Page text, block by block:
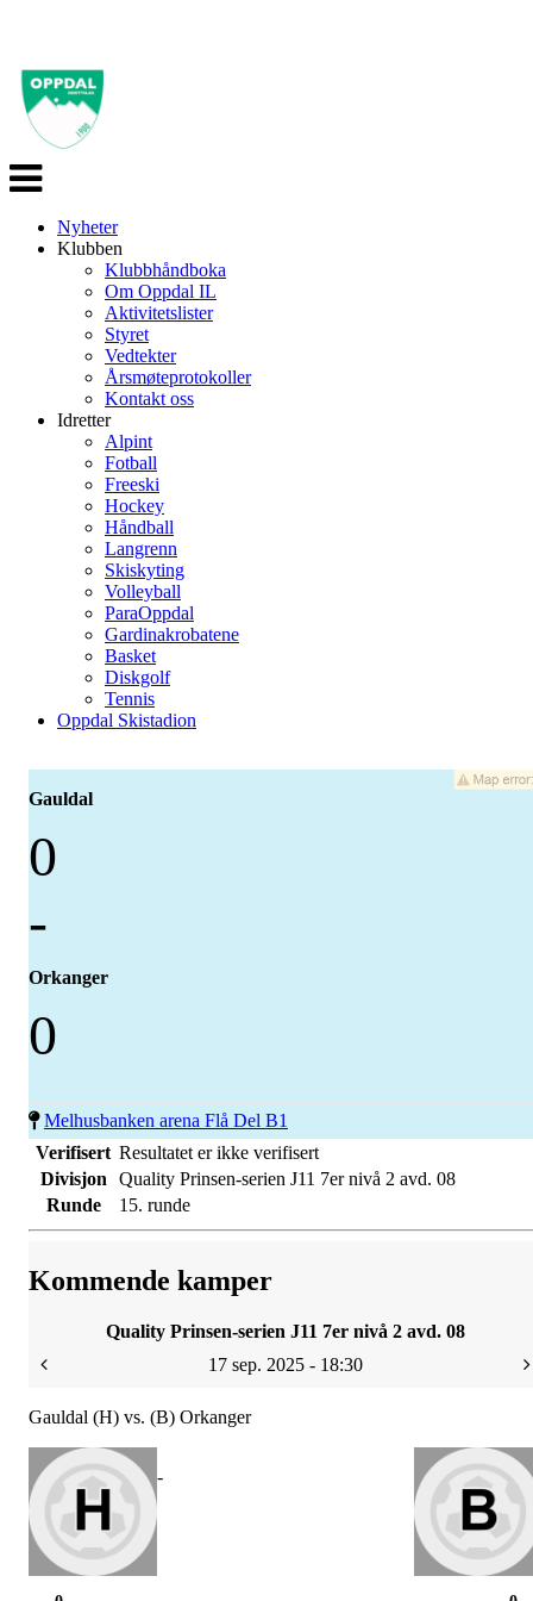
Veksle
navigasjon
Nyheter
Klubben
Klubbhåndboka
Om Oppdal IL
Aktivitetslister
Styret
Vedtekter
Årsmøteprotokoller
Kontakt oss
Idretter
Alpint
Fotball
Freeski
Hockey
Håndball
Langrenn
Skiskyting
Volleyball
ParaOppdal
Gardinakrobatene
Basket
Diskgolf
Tennis
Oppdal Skistadion
Gauldal
0
-
Orkanger
0
Melhusbanken arena Flå Del B1
Verifisert Resultatet er ikke verifisert
Divisjon
Quality Prinsen-serien J11 7er nivå 2 avd. 08
Runde
15. runde
Kommende kamper
Quality Prinsen-serien J11 7er nivå 2 avd. 08
17 sep. 2025 - 18:30
Gauldal (H) vs. (B) Orkanger
-